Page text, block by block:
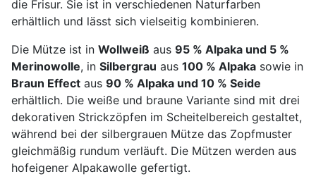
die Frisur. Sie ist in verschiedenen Naturfarben
erhältlich und lässt sich vielseitig kombinieren.
Die Mütze ist in Wollweiß aus 95 % Alpaka und 5 %
Merinowolle, in Silbergrau aus 100 % Alpaka sowie in
Braun Effect aus 90 % Alpaka und 10 % Seide
erhältlich. Die weiße und braune Variante sind mit drei
dekorativen Strickzöpfen im Scheitelbereich gestaltet,
während bei der silbergrauen Mütze das Zopfmuster
gleichmäßig rundum verläuft. Die Mützen werden aus
hofeigener Alpakawolle gefertigt.